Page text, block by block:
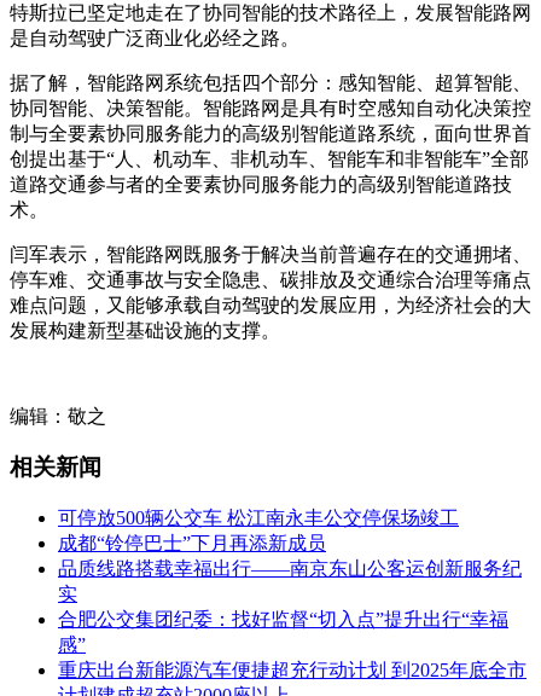
特斯拉已坚定地走在了协同智能的技术路径上，发展智能路网
是自动驾驶广泛商业化必经之路。
据了解，智能路网系统包括四个部分：感知智能、超算智能、
协同智能、决策智能。智能路网是具有时空感知自动化决策控
制与全要素协同服务能力的高级别智能道路系统，面向世界首
创提出基于“人、机动车、非机动车、智能车和非智能车”全部
道路交通参与者的全要素协同服务能力的高级别智能道路技
术。
闫军表示，智能路网既服务于解决当前普遍存在的交通拥堵、
停车难、交通事故与安全隐患、碳排放及交通综合治理等痛点
难点问题，又能够承载自动驾驶的发展应用，为经济社会的大
发展构建新型基础设施的支撑。
编辑：敬之
相关新闻
可停放500辆公交车 松江南永丰公交停保场竣工
成都“铃停巴士”下月再添新成员
品质线路搭载幸福出行——南京东山公客运创新服务纪
实
合肥公交集团纪委：找好监督“切入点”提升出行“幸福
感”
重庆出台新能源汽车便捷超充行动计划 到2025年底全市